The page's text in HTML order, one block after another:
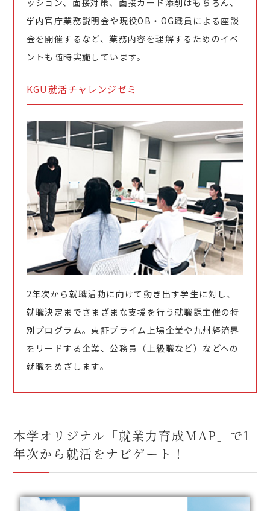
ッション、面接対策、面接カード添削はもちろん、
学内官庁業務説明会や現役OB・OG職員による座談
会を開催するなど、業務内容を理解するためのイベ
ントも随時実施しています。
KGU就活チャレンジゼミ
2年次から就職活動に向けて動き出す学生に対し、
就職決定までさまざまな支援を行う就職課主催の特
別プログラム。東証プライム上場企業や九州経済界
をリードする企業、公務員（上級職など）などへの
就職をめざします。
本学オリジナル「就業力育成MAP」で1
年次から就活をナビゲート！